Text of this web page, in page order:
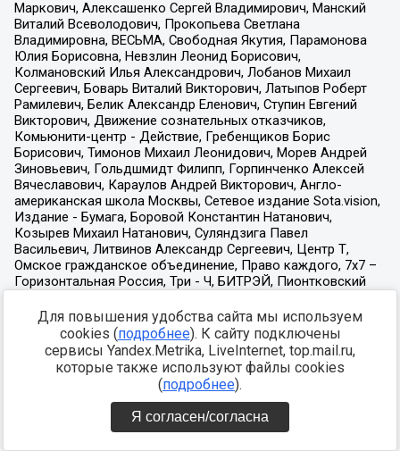
Для повышения удобства сайта мы используем
cookies (подробнее). К сайту подключены
сервисы Yandex.Metrika, LiveInternet, top.mail.ru,
которые также используют файлы cookies
(подробнее).
Я согласен/согласна